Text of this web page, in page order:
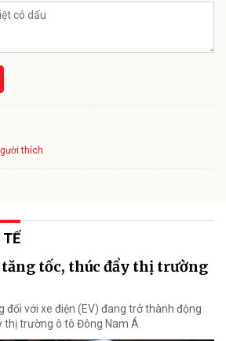
thích
TẾ
tăng tốc, thúc đẩy thị trường
đối với xe điện (EV) đang trở thành động
thị trường ô tô Đông Nam Á.